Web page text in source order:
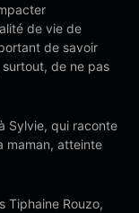
de vie de
de savoir
surtout, de ne pas
Sylvie, qui raconte
maman, atteinte
Tiphaine Rouzo,